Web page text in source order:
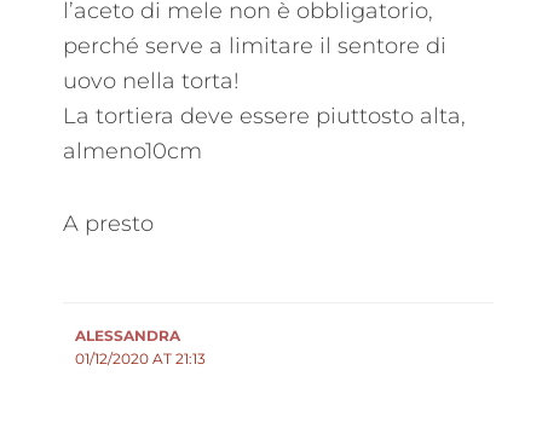
l’aceto di mele non è obbligatorio,
perché serve a limitare il sentore di
uovo nella torta!
La tortiera deve essere piuttosto alta,
almeno10cm
A presto
ALESSANDRA
01/12/2020 AT 21:13